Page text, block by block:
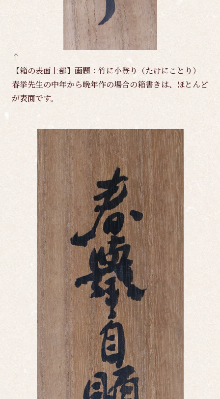
↑
【箱の表面上部】画題：竹に小登り（たけにことり）
春挙先生の中年から晩年作の場合の箱書きは、ほとんど
が表面です。